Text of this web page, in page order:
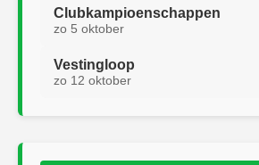
Clubkampioenschappen
zo 5 oktober
Vestingloop
zo 12 oktober